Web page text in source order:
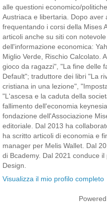
alle questioni economico/
Austriaca e libertaria. Dopo aver
frequentando i corsi della Mises
articoli anche su siti con
dell'informazione economica:
Miglio Verde, Rischio Calcolato.
gioco da ragazzi", "La fine delle
Default"; traduttore dei libri "La
cristiana in una lezione",
"L'ascesa e la caduta della
fallimento dell'economia
fondazione dell'Associazione
editoriale. Dal 2013 ha
ha scritto articoli di economia e
manager per Melis Wallet. Dal
di Bcademy. Dal 2021 conduce
Design.
Visualizza il mio profilo completo